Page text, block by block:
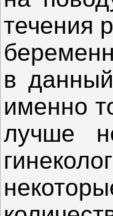
течения
в
именно
лучше